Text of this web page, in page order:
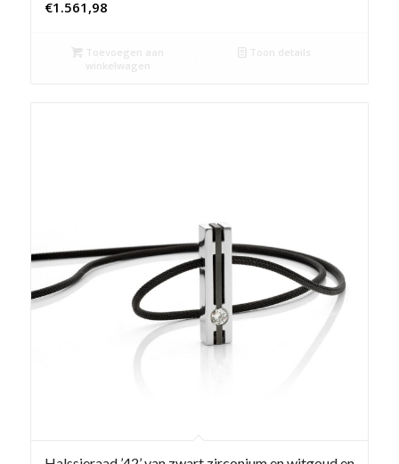
€1.561,98
Toevoegen aan
winkelwagen
Toon details